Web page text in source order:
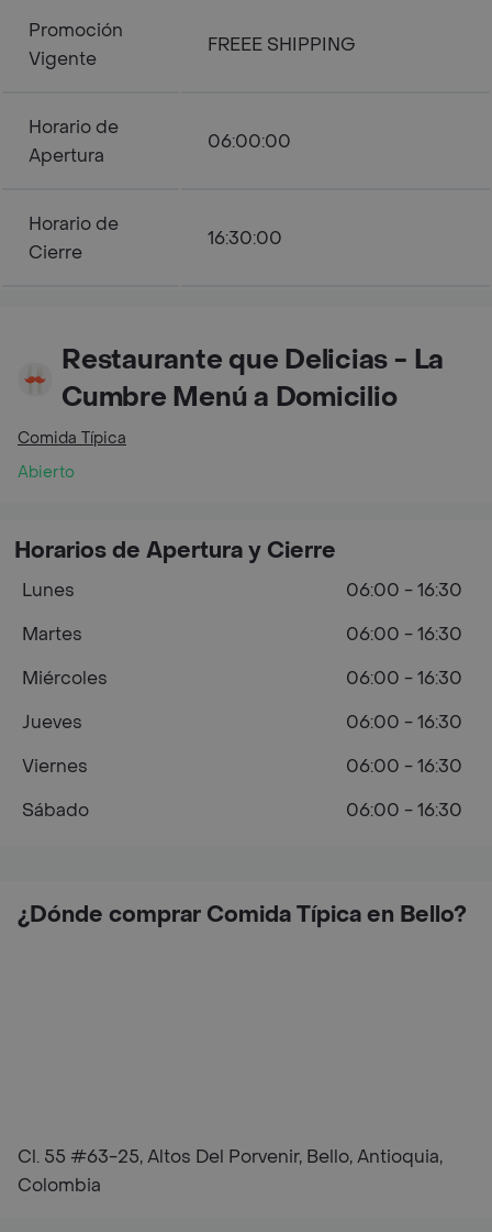
Promoción
Vigente
FREEE SHIPPING
Horario de
Apertura
06:00:00
Horario de
Cierre
16:30:00
Restaurante que Delicias - La
Cumbre Menú a Domicilio
Comida Típica
Abierto
¿Dónde comprar Comida Típica en Bello?
Cl. 55 #63-25, Altos Del Porvenir, Bello, Antioquia,
Colombia
Horarios de Apertura y Cierre
Lunes
06:00 - 16:30
Martes
06:00 - 16:30
Miércoles
06:00 - 16:30
Jueves
06:00 - 16:30
Viernes
06:00 - 16:30
Sábado
06:00 - 16:30